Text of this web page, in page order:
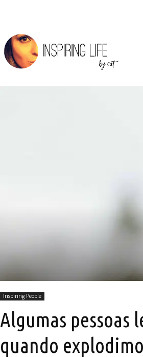
Inspiring
Life
Inspiring People
Algumas pessoas
quando